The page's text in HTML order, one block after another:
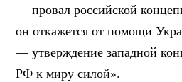
— провал российской
он откажется от помощи
— утверждение западной
РФ к миру силой».